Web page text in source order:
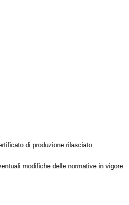
di produzione rilasciato
modifiche delle normative in vigore